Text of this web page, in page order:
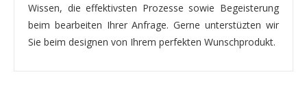
Wissen, die effektivsten Prozesse sowie Begeisterung
beim bearbeiten Ihrer Anfrage. Gerne unterstüzten wir
Sie beim designen von Ihrem perfekten Wunschprodukt.